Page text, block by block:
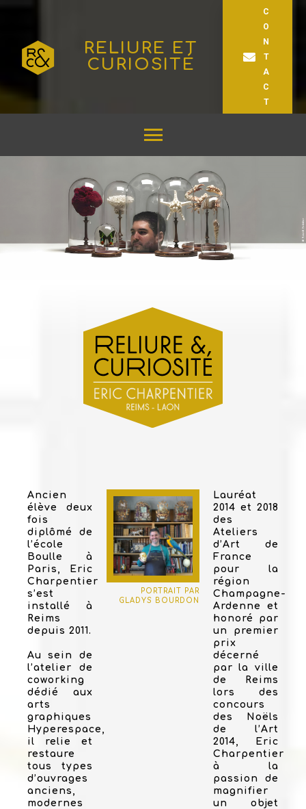
RELIURE ET
CURIOSITÉ
C
O
N
T
A
C
T
Ancien
élève deux
fois
diplômé de
l’école
Boulle à
Paris, Eric
Charpentier
s’est
installé à
Reims
depuis 2011.
Au sein de
l’atelier de
coworking
dédié aux
arts
graphiques
Hyperespace,
il relie et
restaure
tous types
d’ouvrages
anciens,
modernes
PORTRAIT PAR
GLADYS BOURDON
Lauréat
2014 et 2018
des
Ateliers
d’Art de
France
pour la
région
Champagne-
Ardenne et
honoré par
un premier
prix
décerné
par la ville
de Reims
lors des
concours
des Noëls
de l’Art
2014, Eric
Charpentier
à la
passion de
magnifier
un objet